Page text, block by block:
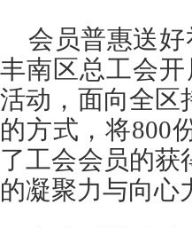
会员普惠送
丰南区总工会
活动，面向全区
的方式，将800
了工会会员的获
的凝聚力与向心